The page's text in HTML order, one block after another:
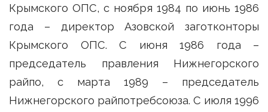
Крымского ОПС, с ноября 1984 по июнь 1986
года – директор Азовской заготконторы
Крымского ОПС. С июня 1986 года –
председатель правления Нижнегорского
райпо, с марта 1989 – председатель
Нижнегорского райпотребсоюза. С июля 1996